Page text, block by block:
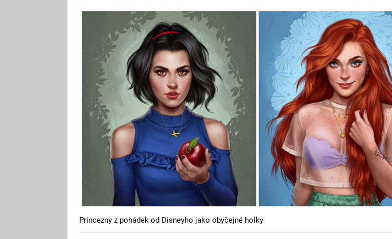
Princezny z pohádek od Disneyho jako obyčejné holky